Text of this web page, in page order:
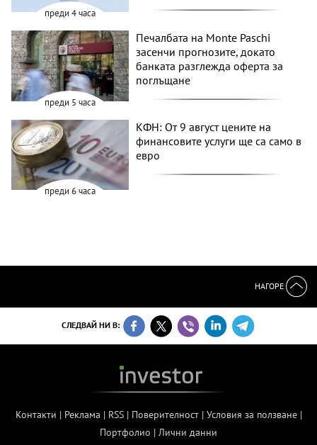
преди 4 часа
преди 5 часа
Печалбата на Monte Paschi
засенчи прогнозите, докато
банката разглежда оферта за
поглъщане
преди 6 часа
КФН: От 9 август цените на
финансовите услуги ще са само в
евро
НАГОРЕ
СЛЕДВАЙ НИ В:
Контакти | Реклама | RSS| Поверителност| Условия за ползване|
Портфолио | Лични данни